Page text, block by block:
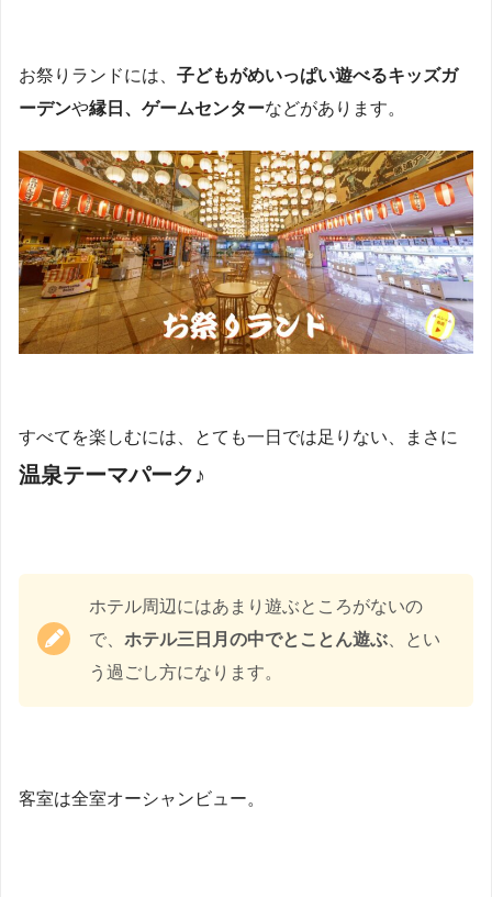
お祭りランドには、 子どもがめいっぱい遊べるキッズガ
ーデンや縁日、ゲームセンターなどがあります。
すべてを楽しむには、とても一日では足りない、まさに
温泉テーマパーク♪
ホテル周辺にはあまり遊ぶところがないの
で、 ホテル三日月の中でとことん遊ぶ 、とい
う過ごし方になります。
客室は全室オーシャンビュー。